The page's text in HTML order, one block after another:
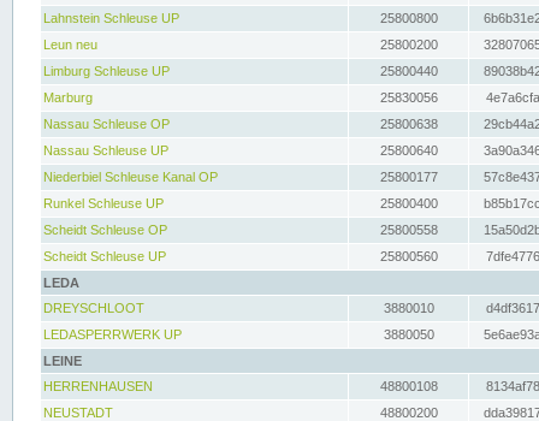
Lahnstein Schleuse UP
25800800
Leun neu
25800200
Limburg Schleuse UP
25800440
Marburg
25830056
Nassau Schleuse OP
25800638
Nassau Schleuse UP
25800640
Niederbiel Schleuse Kanal OP
25800177
Runkel Schleuse UP
25800400
Scheidt Schleuse OP
25800558
Scheidt Schleuse UP
25800560
LEDA
DREYSCHLOOT
3880010
LEDASPERRWERK UP
3880050
LEINE
HERRENHAUSEN
48800108
NEUSTADT
48800200